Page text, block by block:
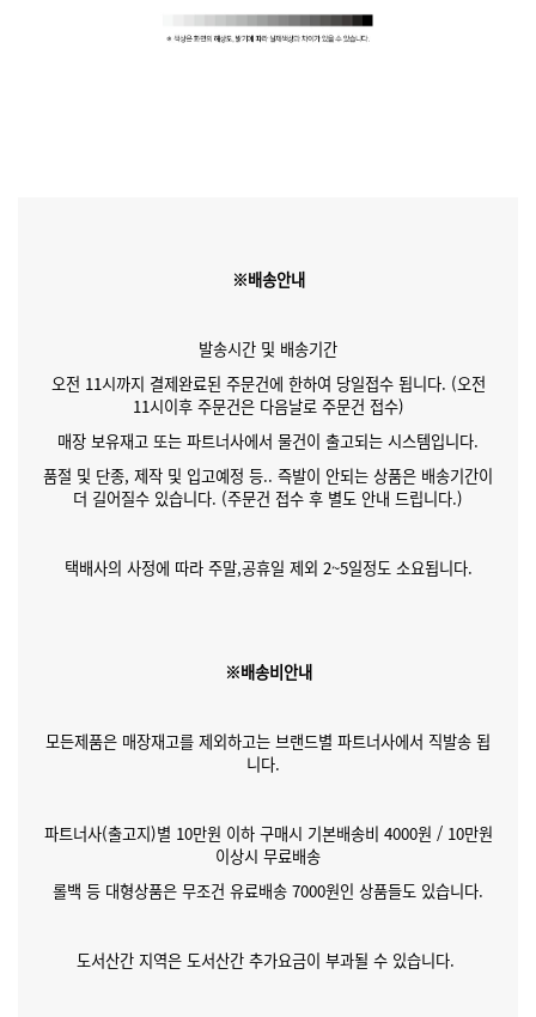
※배송안내
발송시간 및 배송기간
오전 11시까지 결제완료된 주문건에 한하여 당일접수 됩니다. (오전
11시이후 주문건은 다음날로 주문건 접수)
매장 보유재고 또는 파트너사에서 물건이 출고되는 시스템입니다.
품절 및 단종, 제작 및 입고예정 등.. 즉발이 안되는 상품은 배송기간이
더 길어질수 있습니다. (주문건 접수 후 별도 안내 드립니다.)
택배사의 사정에 따라 주말,공휴일 제외 2~5일정도 소요됩니다.
※배송비안내
모든제품은 매장재고를 제외하고는 브랜드별 파트너사에서 직발송 됩
니다.
파트너사(출고지)별 10만원 이하 구매시 기본배송비 4000원 / 10만원
이상시 무료배송
롤백 등 대형상품은 무조건 유료배송 7000원인 상품들도 있습니다.
도서산간 지역은 도서산간 추가요금이 부과될 수 있습니다.